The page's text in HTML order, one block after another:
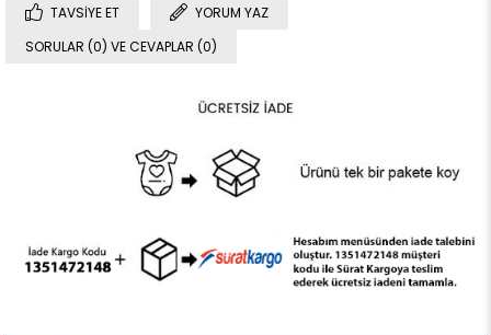
TAVSIYE ET
YORUM YAZ
SORULAR (0) VE CEVAPLAR (0)